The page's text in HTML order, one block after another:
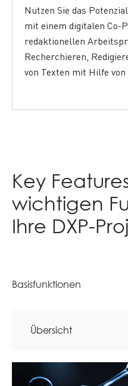
Nutzen Sie das
mit einem digitalen Co-
redaktionellen
Recherchieren,
von Texten mit Hilfe von
Key
wichtigen
Ihre DXP-
Basisfunktionen
Übersicht